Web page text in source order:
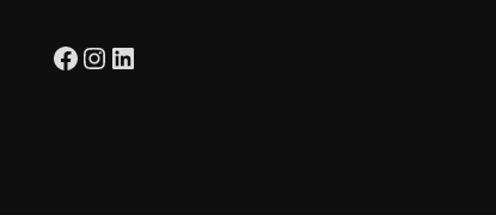
Facebook
Instagram
LinkedIn